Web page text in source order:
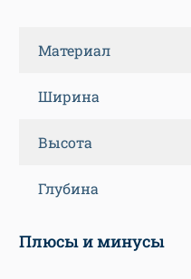
Материал
Ширина
Высота
Глубина
Плюсы и минусы